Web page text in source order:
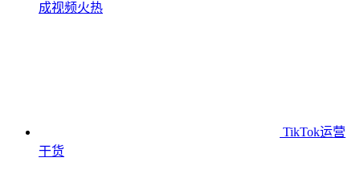
成视频火热
TikTok运营
干货